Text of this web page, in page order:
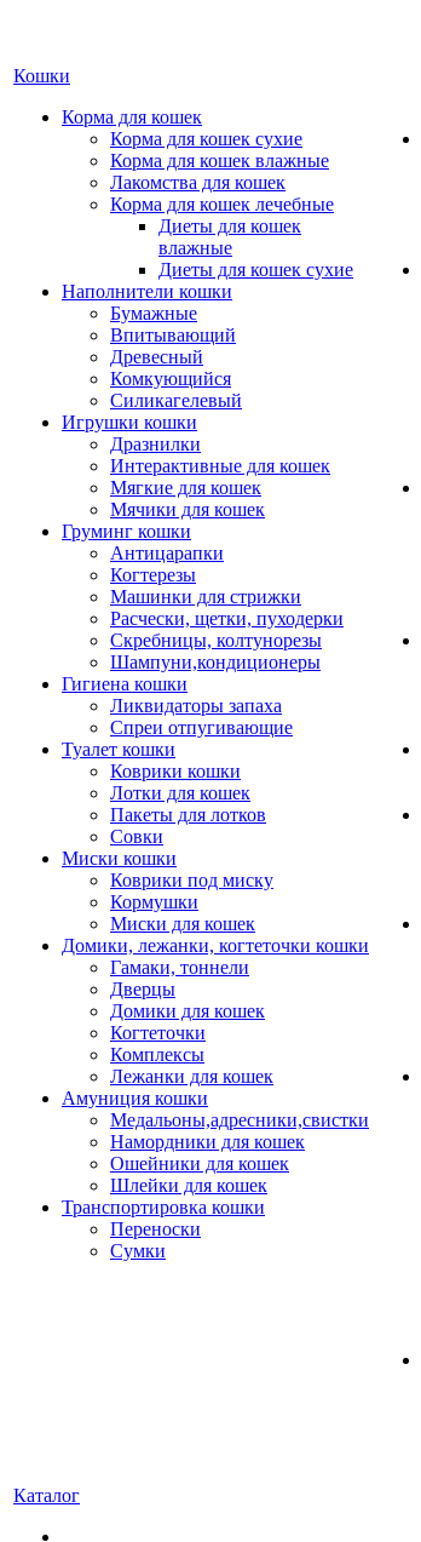
Кошки
Корма для кошек
Корма для кошек сухие
Корма для кошек влажные
Лакомства для кошек
Корма для кошек лечебные
Диеты для кошек
влажные
Диеты для кошек сухие
Наполнители кошки
Бумажные
Впитывающий
Древесный
Комкующийся
Силикагелевый
Игрушки кошки
Дразнилки
Интерактивные для кошек
Мягкие для кошек
Мячики для кошек
Груминг кошки
Антицарапки
Когтерезы
Машинки для стрижки
Расчески, щетки, пуходерки
Скребницы, колтунорезы
Шампуни,кондиционеры
Гигиена кошки
Ликвидаторы запаха
Спреи отпугивающие
Туалет кошки
Коврики кошки
Лотки для кошек
Пакеты для лотков
Совки
Миски кошки
Коврики под миску
Кормушки
Миски для кошек
Домики, лежанки, когтеточки кошки
Гамаки, тоннели
Дверцы
Домики для кошек
Когтеточки
Комплексы
Лежанки для кошек
Амуниция кошки
Медальоны,адресники,свистки
Намордники для кошек
Ошейники для кошек
Шлейки для кошек
Транспортировка кошки
Переноски
Сумки
Каталог